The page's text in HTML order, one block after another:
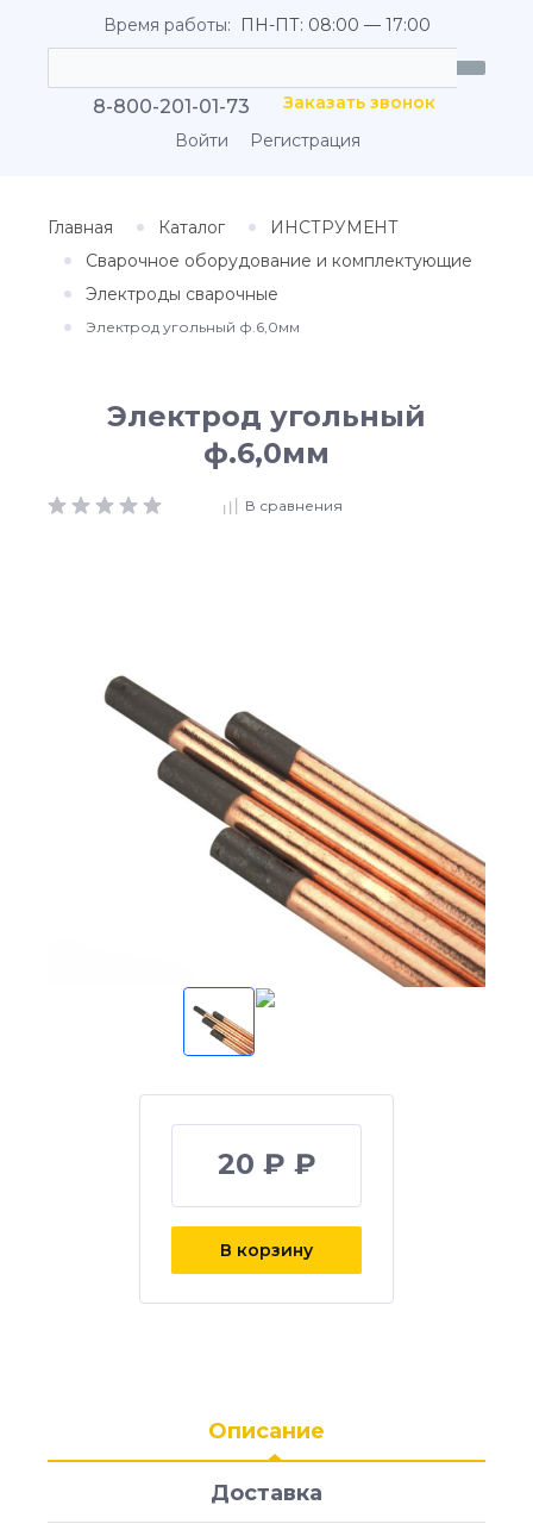
Время работы: ПН-ПТ: 08:00 — 17:00
8-800-201-01-73
Заказать звонок
Войти
Регистрация
Главная Каталог
ИНСТРУМЕНТ
Сварочное оборудование и комплектующие
Электроды сварочные
Электрод угольный ф.6,0мм
Электрод угольный
ф.6,0мм
В сравнения
20 ₽ ₽
В корзину
Описание
Доставка